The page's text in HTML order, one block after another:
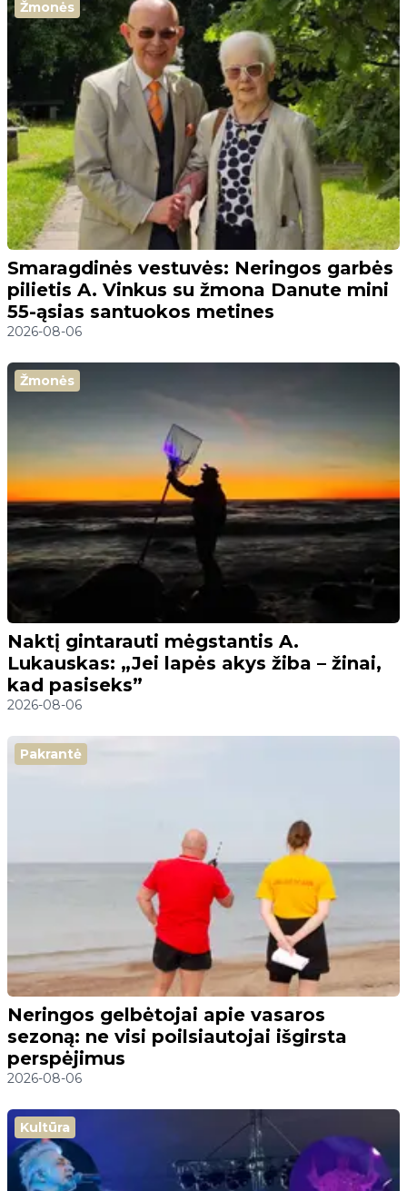
Žmonės
Smaragdinės vestuvės: Neringos garbės
pilietis A. Vinkus su žmona Danute mini
55-ąsias santuokos metines
2026-08-06
Žmonės
Naktį gintarauti mėgstantis A.
Lukauskas: „Jei lapės akys žiba – žinai,
kad pasiseks”
2026-08-06
Pakrantė
Neringos gelbėtojai apie vasaros
sezoną: ne visi poilsiautojai išgirsta
perspėjimus
2026-08-06
Kultūra